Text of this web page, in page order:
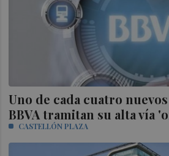
Uno de cada cuatro
BBVA tramitan su alta vía
CASTELLÓN PLAZA